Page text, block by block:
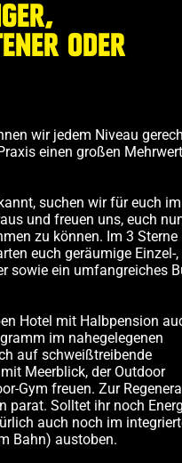
ODER
wir jedem Niveau
einen großen Mehrwert
suchen wir für euch
und freuen uns, euch
zu können. Im 3 Sterne
euch geräumige Einzel-,
sowie ein umfangreiches
Hotel mit Halbpension
im nahegelegenen
auf schweißtreibende
Meerblick, der Outdoor
Gym freuen. Zur
parat. Solltet ihr noch
auch noch im
Bahn) austoben.